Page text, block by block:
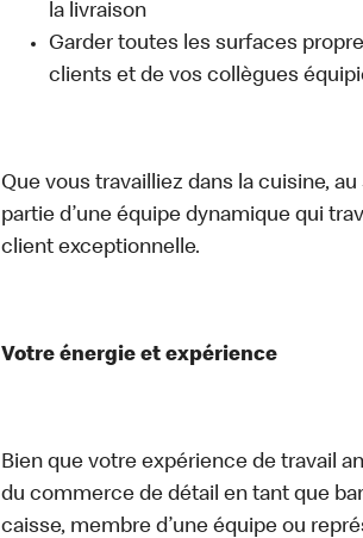
la livraison
Garder toutes les surfaces
clients et de vos collègues
Que vous travailliez dans la cuisine,
partie d’une équipe dynamique qui
client exceptionnelle.
Votre énergie et expérience
Bien que votre expérience de travail
du commerce de détail en tant que
caisse, membre d’une équipe ou